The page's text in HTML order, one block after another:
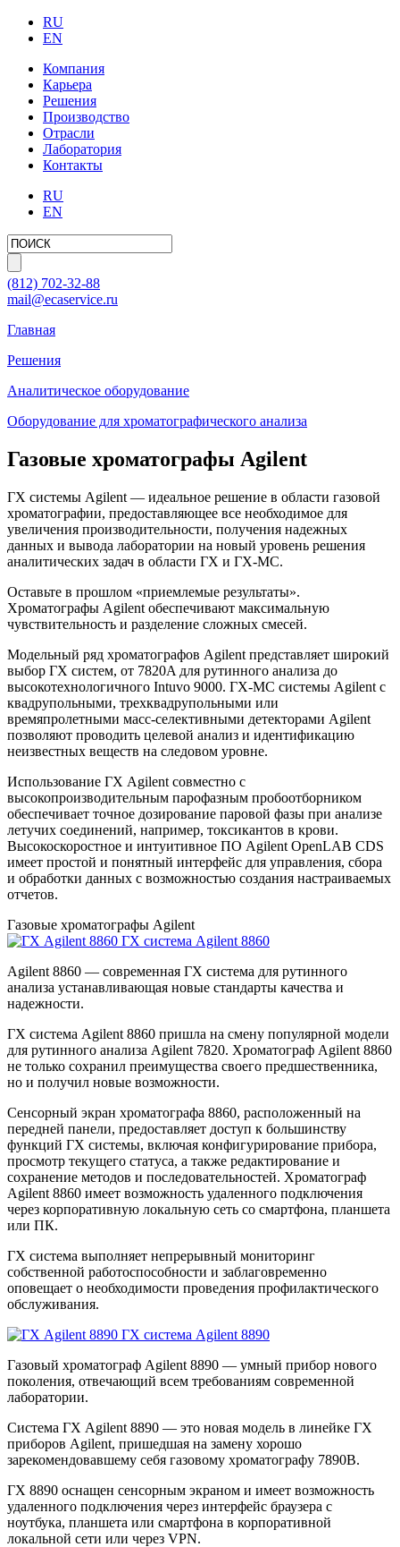
RU
EN
Компания
Карьера
Решения
Производство
Отрасли
Лаборатория
Контакты
RU
EN
(812) 702-32-88
mail@ecaservice.ru
Главная
Решения
Аналитическое оборудование
Оборудование для хроматографического анализа
Газовые хроматографы Agilent
ГХ системы Agilent — идеальное решение в области газовой
хроматографии, предоставляющее все необходимое для
увеличения производительности, получения надежных
данных и вывода лаборатории на новый уровень решения
аналитических задач в области ГХ и ГХ-МС.
Оставьте в прошлом «приемлемые результаты».
Хроматографы Agilent обеспечивают максимальную
чувствительность и разделение сложных смесей.
Модельный ряд хроматографов Agilent представляет широкий
выбор ГХ систем, от 7820A для рутинного анализа до
высокотехнологичного Intuvo 9000. ГХ-МС системы Agilent с
квадрупольными, трехквадрупольными или
времяпролетными масс-селективными детекторами Agilent
позволяют проводить целевой анализ и идентификацию
неизвестных веществ на следовом уровне.
Использование ГХ Agilent совместно с
высокопроизводительным парофазным пробоотборником
обеспечивает точное дозирование паровой фазы при анализе
летучих соединений, например, токсикантов в крови.
Высокоскоростное и интуитивное ПО Agilent OpenLAB CDS
имеет простой и понятный интерфейс для управления, сбора
и обработки данных с возможностью создания настраиваемых
отчетов.
Газовые хроматографы Agilent
ГХ система Agilent 8860
Agilent 8860 — современная ГХ система для рутинного
анализа устанавливающая новые стандарты качества и
надежности.
ГХ система Agilent 8860 пришла на смену популярной модели
для рутинного анализа Agilent 7820. Хроматограф Agilent 8860
не только сохранил преимущества своего предшественника,
но и получил новые возможности.
Сенсорный экран хроматографа 8860, расположенный на
передней панели, предоставляет доступ к большинству
функций ГХ системы, включая конфигурирование прибора,
просмотр текущего статуса, а также редактирование и
сохранение методов и последовательностей. Хроматограф
Agilent 8860 имеет возможность удаленного подключения
через корпоративную локальную сеть со смартфона, планшета
или ПК.
ГХ система выполняет непрерывный мониторинг
собственной работоспособности и заблаговременно
оповещает о необходимости проведения профилактического
обслуживания.
ГХ система Agilent 8890
Газовый хроматограф Agilent 8890 — умный прибор нового
поколения, отвечающий всем требованиям современной
лаборатории.
Система ГХ Agilent 8890 — это новая модель в линейке ГХ
приборов Agilent, пришедшая на замену хорошо
зарекомендовавшему себя газовому хроматографу 7890B.
ГХ 8890 оснащен сенсорным экраном и имеет возможность
удаленного подключения через интерфейс браузера с
ноутбука, планшета или смартфона в корпоративной
локальной сети или через VPN.